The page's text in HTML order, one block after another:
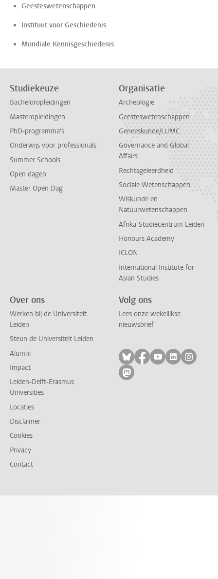
Geesteswetenschappen
Instituut voor Geschiedenis
Mondiale Kennisgeschiedenis
Studiekeuze
Bacheloropleidingen
Masteropleidingen
PhD-programma's
Onderwijs voor professionals
Summer Schools
Open dagen
Master Open Dag
Organisatie
Archeologie
Geesteswetenschappen
Geneeskunde/LUMC
Governance and Global
Affairs
Rechtsgeleerdheid
Sociale Wetenschappen
Wiskunde en
Natuurwetenschappen
Afrika-Studiecentrum Leiden
Honours Academy
ICLON
International Institute for
Asian Studies
Over ons
Werken bij de Universiteit
Leiden
Steun de Universiteit Leiden
Alumni
Impact
Leiden-Delft-Erasmus
Universities
Locaties
Disclaimer
Cookies
Privacy
Contact
Volg ons
Lees onze wekelijkse
nieuwsbrief
Volg ons op bluesky
Volg ons op
Volg ons op
Volg ons
Volg
Volg ons op mastodon